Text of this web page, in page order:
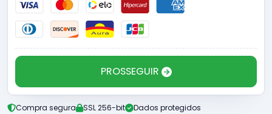
PROSSEGUIR
Compra segura SSL 256-bit Dados protegidos